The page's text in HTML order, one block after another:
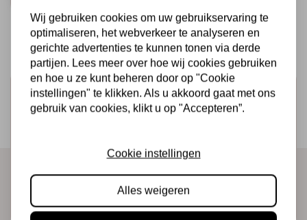
Schrijf je in voor de nieuwsbrief
Ontvang als eerste onze actie en nieuwe producten
Wij gebruiken cookies om uw gebruikservaring te
optimaliseren, het webverkeer te analyseren en
gerichte advertenties te kunnen tonen via derde
partijen. Lees meer over hoe wij cookies gebruiken
en hoe u ze kunt beheren door op "Cookie
instellingen" te klikken. Als u akkoord gaat met ons
gebruik van cookies, klikt u op "Accepteren”.
Cookie instellingen
Alles weigeren